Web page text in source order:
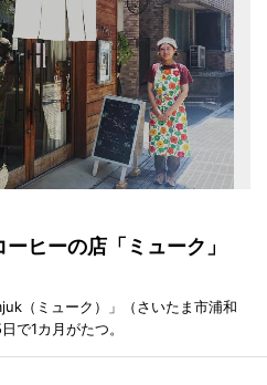
ーヒーの店「ミューク」
（ミューク）」（さいたま市浦和
で1カ月がたつ。